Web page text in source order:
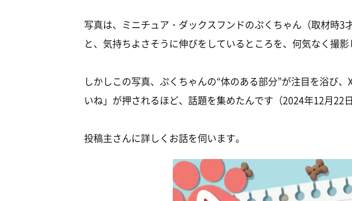
写真は、ミニチュア・ダックスフンドのぷくちゃん（取材時3
と、気持ちよさそうに伸びをしているところを、何気なく撮影
しかしこの写真、ぷくちゃんの“体のある部分”が注目を浴び
いね」が押されるほど、話題を集めたんです（2024年12月22日
投稿主さんに詳しくお話を伺います。